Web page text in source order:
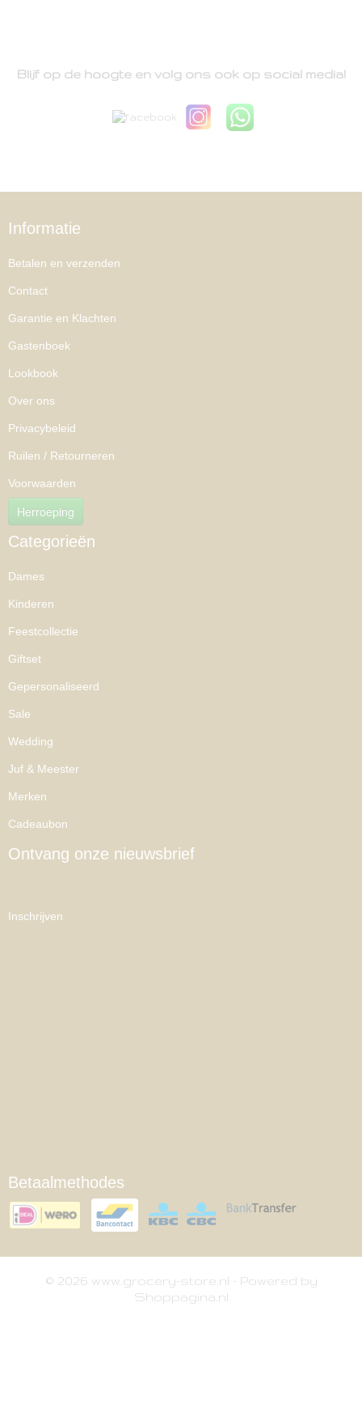
Blijf op de hoogte en volg ons ook op social media!
Informatie
Betalen en verzenden
Contact
Garantie en Klachten
Gastenboek
Lookbook
Over ons
Privacybeleid
Ruilen / Retourneren
Voorwaarden
Herroeping
Categorieën
Dames
Kinderen
Feestcollectie
Giftset
Gepersonaliseerd
Sale
Wedding
Juf & Meester
Merken
Cadeaubon
Ontvang onze nieuwsbrief
Inschrijven
Betaalmethodes
© 2026 www.grocery-store.nl - Powered by
Shoppagina.nl